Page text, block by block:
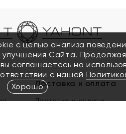
Доставка и оплата
Доставка и оплата
с целью анализа
улучшения Сайта. Продолжая
соглашаетесь на
с нашей
Хорошо